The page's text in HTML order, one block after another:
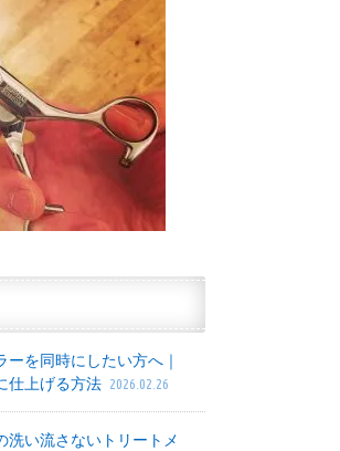
を同時にしたい方へ｜
仕上げる方法 2026.02.26
洗い流さないトリートメ